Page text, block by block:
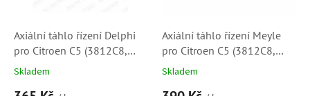
Axiální táhlo řízení Delphi
pro Citroen C5 (3812C8,
TA1826)
Skladem
Axiální táhlo řízení Meyle
pro Citroen C5 (3812C8,
11160310006)
Skladem